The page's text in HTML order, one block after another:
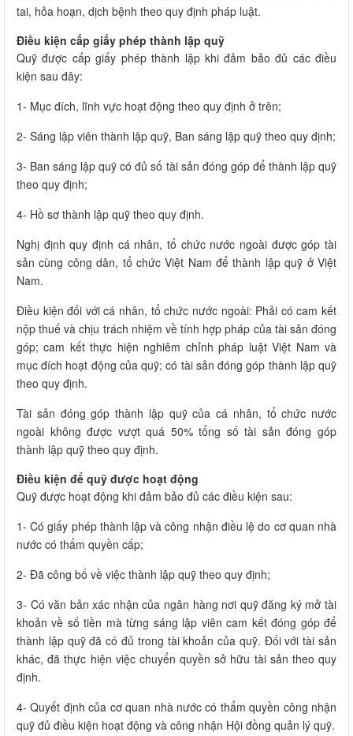
tai, hỏa hoạn, dịch bệnh theo quy định pháp luật.
Điều kiện cấp giấy phép thành lập quỹ
Quỹ được cấp giấy phép thành lập khi đảm bảo đủ các điều
kiện sau đây:
1- Mục đích, lĩnh vực hoạt động theo quy định ở trên;
2- Sáng lập viên thành lập quỹ, Ban sáng lập quỹ theo quy định;
3- Ban sáng lập quỹ có đủ số tài sản đóng góp để thành lập quỹ
theo quy định;
4- Hồ sơ thành lập quỹ theo quy định.
Nghị định quy định cá nhân, tổ chức nước ngoài được góp tài
sản cùng công dân, tổ chức Việt Nam để thành lập quỹ ở Việt
Nam.
Điều kiện đối với cá nhân, tổ chức nước ngoài: Phải có cam kết
nộp thuế và chịu trách nhiệm về tính hợp pháp của tài sản đóng
góp; cam kết thực hiện nghiêm chỉnh pháp luật Việt Nam và
mục đích hoạt động của quỹ; có tài sản đóng góp thành lập quỹ
theo quy định.
Tài sản đóng góp thành lập quỹ của cá nhân, tổ chức nước
ngoài không được vượt quá 50% tổng số tài sản đóng góp
thành lập quỹ theo quy định.
Điều kiện để quỹ được hoạt động
Quỹ được hoạt động khi đảm bảo đủ các điều kiện sau:
1- Có giấy phép thành lập và công nhận điều lệ do cơ quan nhà
nước có thẩm quyền cấp;
2- Đã công bố về việc thành lập quỹ theo quy định;
3- Có văn bản xác nhận của ngân hàng nơi quỹ đăng ký mở tài
khoản về số tiền mà từng sáng lập viên cam kết đóng góp để
thành lập quỹ đã có đủ trong tài khoản của quỹ. Đối với tài sản
khác, đã thực hiện việc chuyển quyền sở hữu tài sản theo quy
định.
4- Quyết định của cơ quan nhà nước có thẩm quyền công nhận
quỹ đủ điều kiện hoạt động và công nhận Hội đồng quản lý quỹ.